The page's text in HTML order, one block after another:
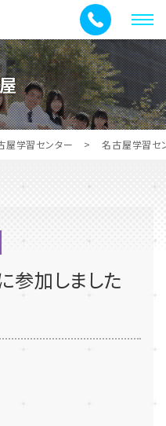
メ
ニ
ュ
ー
屋学習センター > 名古屋学習セ
参加しました